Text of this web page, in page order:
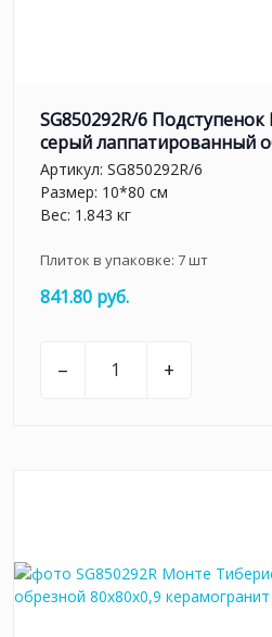
SG850292R/6
серый лаппатированный
Артикул: SG850292R/6
Размер: 10*80 см
Вес: 1.843 кг
Плиток в упаковке: 7шт
841.80 руб.
– +